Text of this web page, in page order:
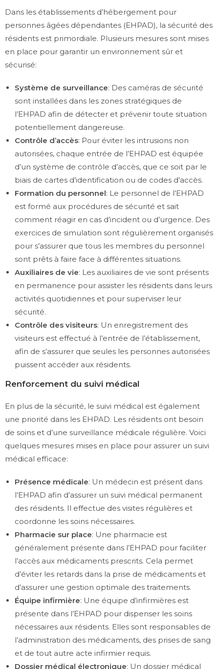
Dans les établissements d’hébergement pour
personnes âgées dépendantes (EHPAD), la sécurité des
résidents est primordiale. Plusieurs mesures sont mises
en place pour garantir un environnement sûr et
sécurisé:
Système de surveillance: Des caméras de sécurité
sont installées dans les zones stratégiques de
l’EHPAD afin de détecter et prévenir toute situation
potentiellement dangereuse.
Contrôle d’accès: Pour éviter les intrusions non
autorisées, chaque entrée de l’EHPAD est équipée
d’un système de contrôle d’accès, que ce soit par le
biais de cartes d’identification ou de codes d’accès.
Formation du personnel: Le personnel de l’EHPAD
est formé aux procédures de sécurité et sait
comment réagir en cas d’incident ou d’urgence. Des
exercices de simulation sont régulièrement organisés
pour s’assurer que tous les membres du personnel
sont prêts à faire face à différentes situations.
Auxiliaires de vie: Les auxiliaires de vie sont présents
en permanence pour assister les résidents dans leurs
activités quotidiennes et pour superviser leur
sécurité.
Contrôle des visiteurs: Un enregistrement des
visiteurs est effectué à l’entrée de l’établissement,
afin de s’assurer que seules les personnes autorisées
puissent accéder aux résidents.
Renforcement du suivi médical
En plus de la sécurité, le suivi médical est également
une priorité dans les EHPAD. Les résidents ont besoin
de soins et d’une surveillance médicale régulière. Voici
quelques mesures mises en place pour assurer un suivi
médical efficace:
Présence médicale: Un médecin est présent dans
l’EHPAD afin d’assurer un suivi médical permanent
des résidents. Il effectue des visites régulières et
coordonne les soins nécessaires.
Pharmacie sur place: Une pharmacie est
généralement présente dans l’EHPAD pour faciliter
l’accès aux médicaments prescrits. Cela permet
d’éviter les retards dans la prise de médicaments et
d’assurer une gestion optimale des traitements.
Équipe infirmière: Une équipe d’infirmières est
présente dans l’EHPAD pour dispenser les soins
nécessaires aux résidents. Elles sont responsables de
l’administration des médicaments, des prises de sang
et de tout autre acte infirmier requis.
Dossier médical électronique: Un dossier médical